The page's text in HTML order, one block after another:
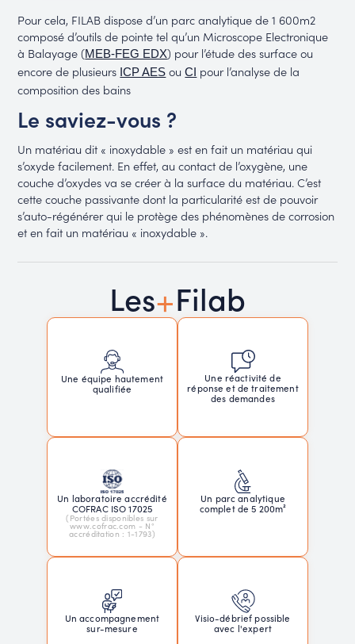
Pour cela, FILAB dispose d’un parc analytique de 1 600m2
composé d’outils de pointe tel qu’un Microscope Electronique
à Balayage (MEB-FEG EDX) pour l’étude des surface ou
encore de plusieurs ICP AES ouCI
pour l’analyse de la
composition des bains
Le saviez-vous ?
Un matériau dit « inoxydable » est en fait un matériau qui
s’oxyde facilement. En effet, au contact de l’oxygène, une
couche d’oxydes va se créer à la surface du matériau. C’est
cette couche passivante dont la particularité est de pouvoir
s’auto-régénérer qui le protège des phénomènes de corrosion
et en fait un matériau « inoxydable ».
Les+Filab
Une équipe hautement
qualifiée
Une réactivité de
réponse et de traitement
des demandes
Un laboratoire accrédité
COFRAC ISO 17025
(Portées disponibles sur
www.cofrac.com - N°
accréditation : 1-1793)
Un parc analytique
complet de 5 200m²
Un accompagnement
sur-mesure
Visio-débrief possible
avec l'expert